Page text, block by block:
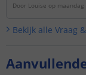
Door Louise op
Bekijk alle Vraag